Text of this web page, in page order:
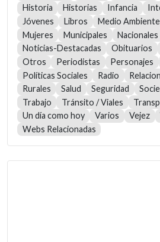
Historia
Historias Infancia
Jóvenes
Libros Medio Ambiente
Mujeres
Municipales Nacionales
Noticias-Destacadas
Obituarios
Otros
Periodistas Personajes
Políticas Sociales
Radio
Rurales
Salud Seguridad
Trabajo
Tránsito / Viales
Un día como hoy
Varios Vejez
Webs Relacionadas